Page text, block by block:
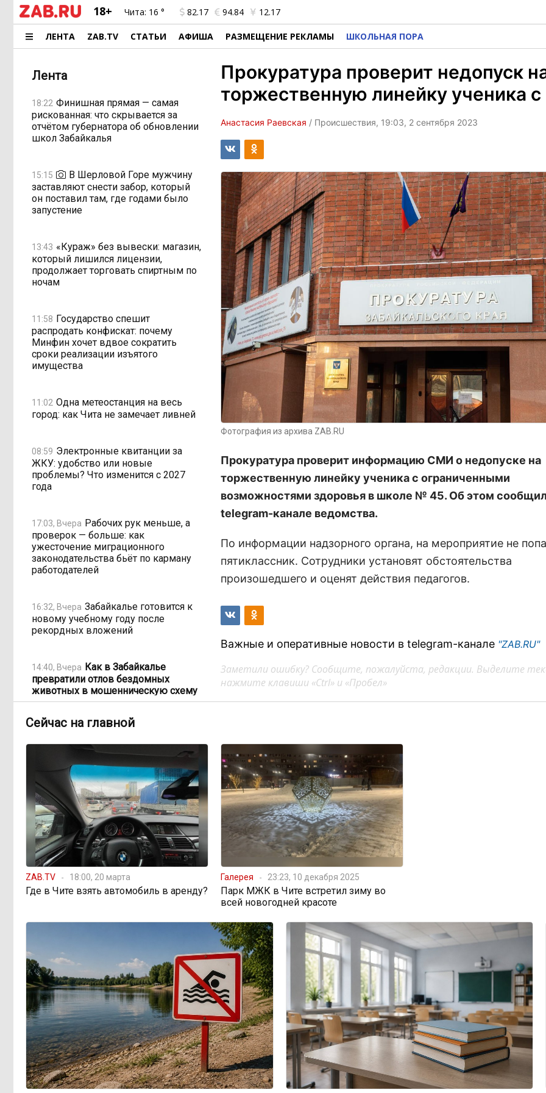
18+ Чита: 16 ° 82.17 94.84 12.17
ЛЕНТА ZAB.TV СТАТЬИ АФИША РАЗМЕЩЕНИЕ РЕКЛАМЫ ШКОЛЬНАЯ ПОРА
Лента
18:22 Финишная прямая — самая
рискованная: что скрывается за
отчётом губернатора об обновлении
школ Забайкалья
15:15
В Шерловой Горе мужчину
заставляют снести забор, который
он поставил там, где годами было
запустение
13:43 «Кураж» без вывески: магазин,
который лишился лицензии,
продолжает торговать спиртным по
ночам
11:58 Государство спешит
распродать конфискат: почему
Минфин хочет вдвое сократить
сроки реализации изъятого
имущества
11:02 Одна метеостанция на весь
город: как Чита не замечает ливней
08:59 Электронные квитанции за
ЖКУ: удобство или новые
проблемы? Что изменится с 2027
года
17:03, Вчера Рабочих рук меньше, а
проверок — больше: как
ужесточение миграционного
законодательства бьёт по карману
работодателей
16:32, Вчера Забайкалье готовится к
новому учебному году после
рекордных вложений
14:40, Вчера Как в Забайкалье
превратили отлов бездомных
животных в мошенническую схему
на 20 миллионов рублей
запрет купания на Арахлее и Кеноне
13:15, Вчера Вода за 68 миллионов:
ТГК-14 заплатит государству за
пользование Кеноном и Ингодой
12:33, Вчера Этно-парк, который до
сих пор не готов, работает почти три
года: что не так с Сухотино?
две недели: как Забайкалье
09:31, Вчера
Сахар, курица и хлеб
продолжают дорожать, а статистика
рисует обратное
08:01, Вчера
Забайкалье строит
дамбы раньше сроков, чтобы
паводки не застали врасплох
18:01, 6 августа Погодные качели в
Прокуратура проверит недопуск
торжественную линейку ученика
Анастасия Раевская / Происшествия, 19:03, 2 сентября 2023
Фотография из архива ZAB.RU
Прокуратура проверит информацию СМИ о недопуске на
торжественную линейку ученика с ограниченными
возможностями здоровья в школе № 45. Об этом
telegram-канале ведомства.
По информации надзорного органа, на мероприятие не
пятиклассник. Сотрудники установят обстоятельства
произошедшего и оценят действия педагогов.
Важные и оперативные новости в telegram-канале "ZAB.RU"
Заметили ошибку? Сообщите, пожалуйста, редакции. Выделите
нажмите клавиши «Ctrl» и «Пробел»
Сейчас на главной
ZAB.TV 18:00, 20 марта
Где в Чите взять автомобиль в аренду?
Галерея 23:23, 10 декабря 2025
Парк МЖК в Чите встретил зиму во
всей новогодней красоте